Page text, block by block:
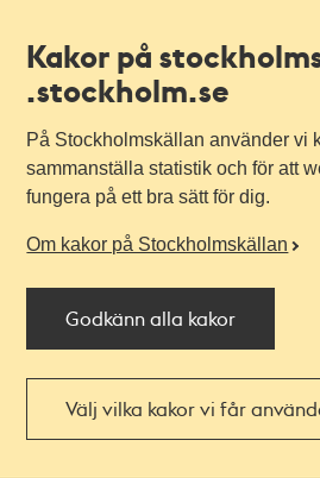
Kakor på
.stockholm.se
På Stockholmskällan använder vi
sammanställa statistik och för att
fungera på ett bra sätt för dig.
Om kakor på Stockholmskällan
Godkänn alla kakor
Välj vilka kakor vi får